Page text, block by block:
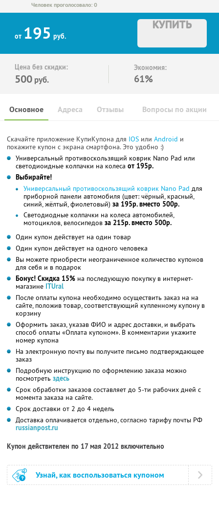
Человек проголосовало: 0
от 195 руб.
КУПИТЬ
Цена без скидки:
500 руб.
Экономия:
61%
Основное Отзывы Вопросы по акции
Адреса
Скачайте приложение КупиКупона для IOS или Android и
покажите купон с экрана смартфона. Это удобно :)
Универсальный противоскользящий коврик Nano Pad или
светодиоидные колпачки на колеса от 195р.
Выбирайте!
Универсальный противоскользящий коврик Nano Pad для
приборной панели автомобиля (цвет: чёрный, красный,
синий, жёлтый, фиолетовый) за 195р. вместо 500р.
Светодиодные колпачки на колеса автомобилей,
мотоциклов, велосипедов за 215р. вместо 500р.
Один купон действует на один товар
Один купон действует на одного человека
Вы можете приобрести неограниченное количество купонов
для себя и в подарок
Бонус! Скидка 15% на последующую покупку в интернет-
магазине ITUral
После оплаты купона необходимо осуществить заказ на на
сайте, положив товар, соответствующий купленному купону в
корзину
Оформить заказ, указав ФИО и адрес доставки, и выбрать
способ оплаты «Оплата купоном». В комментарии укажите
номер купона
На электронную почту вы получите письмо подтверждающее
заказ
Подробную инструкцию по оформлению заказа можно
посмотреть здесь
Срок обработки заказов составляет до 5-ти рабочих дней с
момента заказа на сайте.
Срок доставки от 2 до 4 недель
Доставка оплачивается отдельно, согласно тарифу почты РФ
russianpost.ru
Купон действителен по 17 мая 2012 включительно
Узнай, как воспользоваться купоном